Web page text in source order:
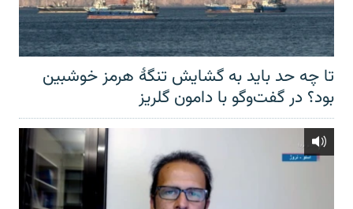
تا چه حد باید به گشایش تنگهٔ هرمز خوشبین
بود؟ در گفت‌وگو با دامون گلریز